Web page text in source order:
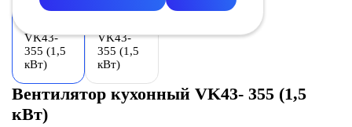
Вентилятор кухонный VK43- 355 (1,5
кВт)